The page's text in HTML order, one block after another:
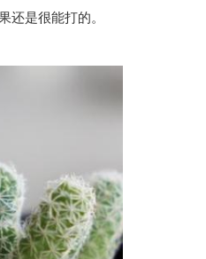
是很能打的。